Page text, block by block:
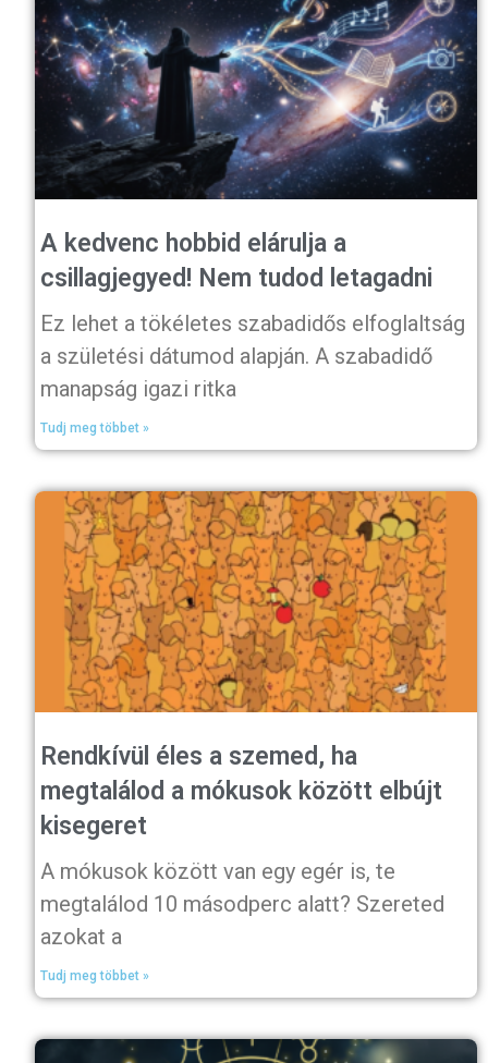
A kedvenc hobbid elárulja a
csillagjegyed! Nem tudod letagadni
Ez lehet a tökéletes szabadidős elfoglaltság
a születési dátumod alapján. A szabadidő
manapság igazi ritka
Tudj meg többet »
Rendkívül éles a szemed, ha
megtalálod a mókusok között elbújt
kisegeret
A mókusok között van egy egér is, te
megtalálod 10 másodperc alatt? Szereted
azokat a
Tudj meg többet »